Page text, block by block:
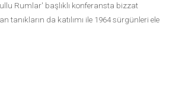
Rumlar' başlıklı konferansta bizzat
tanıkların da katılımı ile 1964 sürgünleri ele